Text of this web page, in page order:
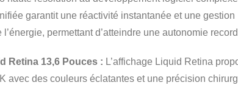
garantit une réactivité instantanée et une gestion
permettant d’atteindre une autonomie
Retina 13,6 Pouces : L’affichage Liquid Retina
avec des couleurs éclatantes et une précision